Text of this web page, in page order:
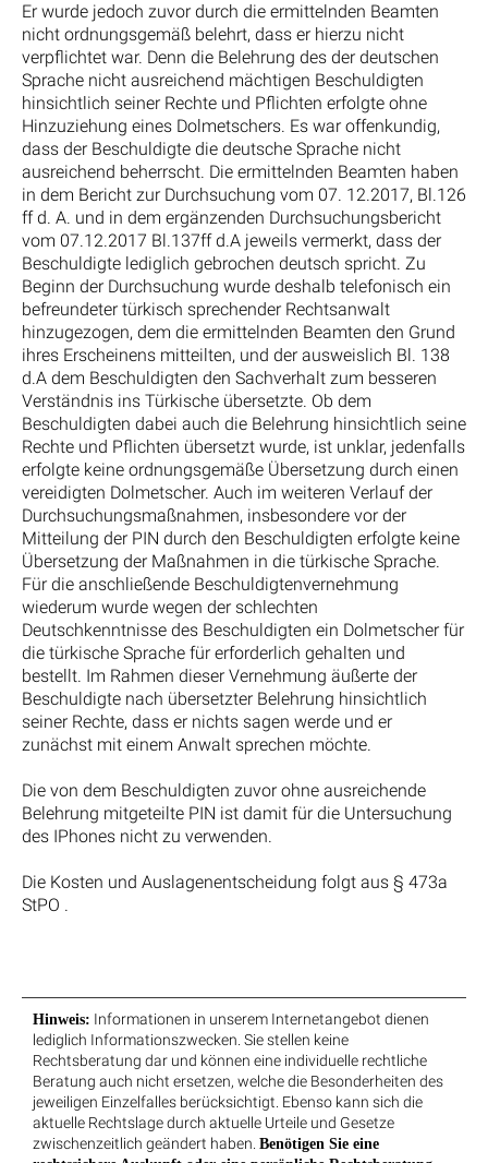
Er wurde jedoch zuvor durch die ermittelnden Beamten
nicht ordnungsgemäß belehrt, dass er hierzu nicht
verpflichtet war. Denn die Belehrung des der deutschen
Sprache nicht ausreichend mächtigen Beschuldigten
hinsichtlich seiner Rechte und Pflichten erfolgte ohne
Hinzuziehung eines Dolmetschers. Es war offenkundig,
dass der Beschuldigte die deutsche Sprache nicht
ausreichend beherrscht. Die ermittelnden Beamten haben
in dem Bericht zur Durchsuchung vom 07. 12.2017, Bl.126
ff d. A. und in dem ergänzenden Durchsuchungsbericht
vom 07.12.2017 Bl.137ff d.A jeweils vermerkt, dass der
Beschuldigte lediglich gebrochen deutsch spricht. Zu
Beginn der Durchsuchung wurde deshalb telefonisch ein
befreundeter türkisch sprechender Rechtsanwalt
hinzugezogen, dem die ermittelnden Beamten den Grund
ihres Erscheinens mitteilten, und der ausweislich Bl. 138
d.A dem Beschuldigten den Sachverhalt zum besseren
Verständnis ins Türkische übersetzte. Ob dem
Beschuldigten dabei auch die Belehrung hinsichtlich seine
Rechte und Pflichten übersetzt wurde, ist unklar, jedenfalls
erfolgte keine ordnungsgemäße Übersetzung durch einen
vereidigten Dolmetscher. Auch im weiteren Verlauf der
Durchsuchungsmaßnahmen, insbesondere vor der
Mitteilung der PIN durch den Beschuldigten erfolgte keine
Übersetzung der Maßnahmen in die türkische Sprache.
Für die anschließende Beschuldigtenvernehmung
wiederum wurde wegen der schlechten
Deutschkenntnisse des Beschuldigten ein Dolmetscher für
die türkische Sprache für erforderlich gehalten und
bestellt. Im Rahmen dieser Vernehmung äußerte der
Beschuldigte nach übersetzter Belehrung hinsichtlich
seiner Rechte, dass er nichts sagen werde und er
zunächst mit einem Anwalt sprechen möchte.
Die von dem Beschuldigten zuvor ohne ausreichende
Belehrung mitgeteilte PIN ist damit für die Untersuchung
des IPhones nicht zu verwenden.
Die Kosten und Auslagenentscheidung folgt aus § 473a
StPO .
Hinweis: Informationen in unserem Internetangebot dienen
lediglich Informationszwecken. Sie stellen keine
Rechtsberatung dar und können eine individuelle rechtliche
Beratung auch nicht ersetzen, welche die Besonderheiten des
jeweiligen Einzelfalles berücksichtigt. Ebenso kann sich die
aktuelle Rechtslage durch aktuelle Urteile und Gesetze
zwischenzeitlich geändert haben. Benötigen Sie eine